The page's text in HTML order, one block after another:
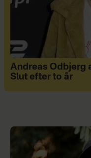
Andreas Odbjerg
Slut efter to år